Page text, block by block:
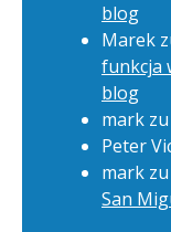
blog
Marek
funkcja
blog
mark zu
Peter
mark zu
San